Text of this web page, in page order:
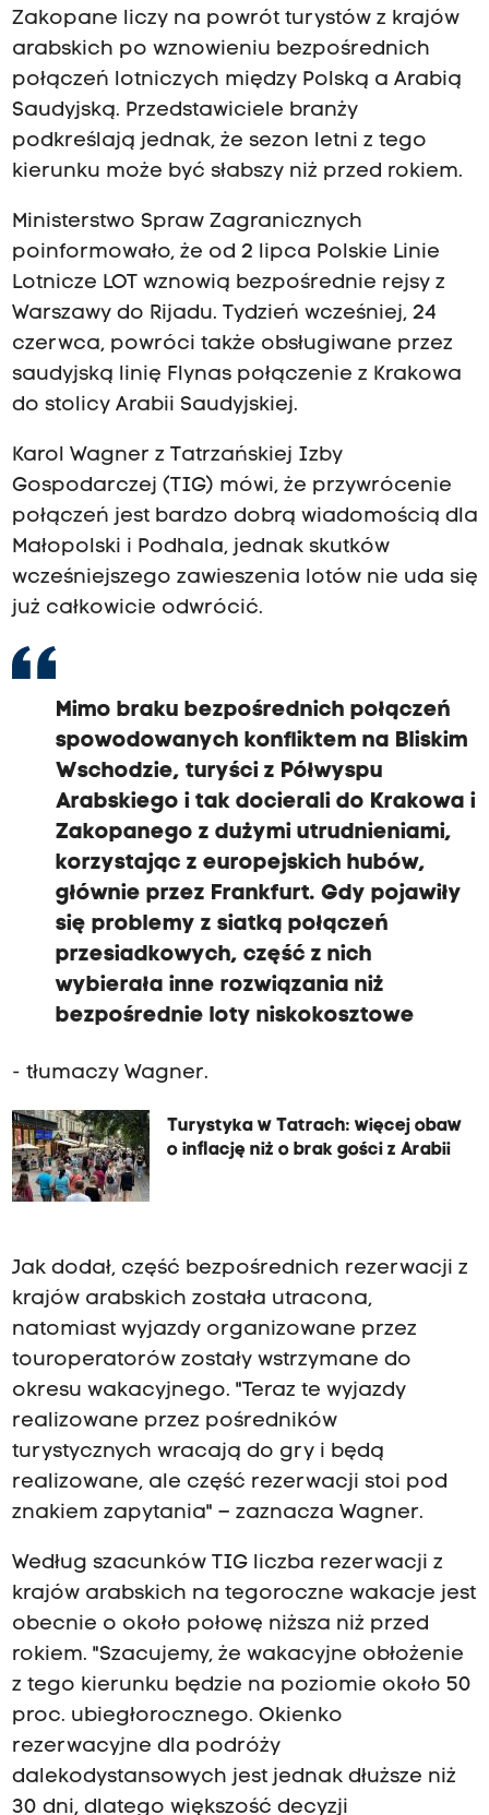
Zakopane liczy na powrót turystów z krajów
arabskich po wznowieniu bezpośrednich
połączeń lotniczych między Polską a Arabią
Saudyjską. Przedstawiciele branży
podkreślają jednak, że sezon letni z tego
kierunku może być słabszy niż przed rokiem.
Ministerstwo Spraw Zagranicznych
poinformowało, że od 2 lipca Polskie Linie
Lotnicze LOT wznowią bezpośrednie rejsy z
Warszawy do Rijadu. Tydzień wcześniej, 24
czerwca, powróci także obsługiwane przez
saudyjską linię Flynas połączenie z Krakowa
do stolicy Arabii Saudyjskiej.
Karol Wagner z Tatrzańskiej Izby
Gospodarczej (TIG) mówi, że przywrócenie
połączeń jest bardzo dobrą wiadomością dla
Małopolski i Podhala, jednak skutków
wcześniejszego zawieszenia lotów nie uda się
już całkowicie odwrócić.
Mimo braku bezpośrednich połączeń
spowodowanych konfliktem na Bliskim
Wschodzie, turyści z Półwyspu
Arabskiego i tak docierali do Krakowa i
Zakopanego z dużymi utrudnieniami,
korzystając z europejskich hubów,
głównie przez Frankfurt. Gdy pojawiły
się problemy z siatką połączeń
przesiadkowych, część z nich
wybierała inne rozwiązania niż
bezpośrednie loty niskokosztowe
- tłumaczy Wagner.
Turystyka w Tatrach: więcej obaw
o inflację niż o brak gości z Arabii
Jak dodał, część bezpośrednich rezerwacji z
krajów arabskich została utracona,
natomiast wyjazdy organizowane przez
touroperatorów zostały wstrzymane do
okresu wakacyjnego. "Teraz te wyjazdy
realizowane przez pośredników
turystycznych wracają do gry i będą
realizowane, ale część rezerwacji stoi pod
znakiem zapytania" – zaznacza Wagner.
Według szacunków TIG liczba rezerwacji z
krajów arabskich na tegoroczne wakacje jest
obecnie o około połowę niższa niż przed
rokiem. "Szacujemy, że wakacyjne obłożenie
z tego kierunku będzie na poziomie około 50
proc. ubiegłorocznego. Okienko
rezerwacyjne dla podróży
dalekodystansowych jest jednak dłuższe niż
30 dni, dlatego większość decyzji